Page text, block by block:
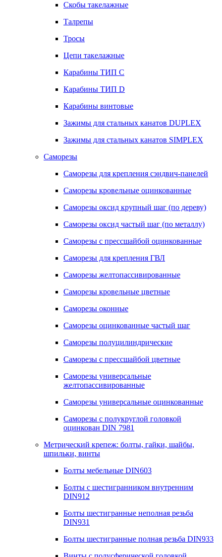
Скобы такелажные
Талрепы
Тросы
Цепи такелажные
Карабины ТИП C
Карабины ТИП D
Карабины винтовые
Зажимы для стальных канатов DUPLEX
Зажимы для стальных канатов SIMPLEX
Саморезы
Саморезы для крепления сэндвич-панелей
Саморезы кровельные оцинкованные
Саморезы оксид крупный шаг (по дереву)
Саморезы оксид частый шаг (по металлу)
Саморезы с прессшайбой оцинкованные
Саморезы для крепления ГВЛ
Саморезы желтопассивированные
Саморезы кровельные цветные
Саморезы оконные
Саморезы оцинкованные частый шаг
Саморезы полуцилиндрические
Саморезы с прессшайбой цветные
Саморезы универсальные
желтопассивированные
Саморезы универсальные оцинкованные
Саморезы с полукруглой головкой
оцинкован DIN 7981
Метрический крепеж: болты, гайки, шайбы,
шпильки, винты
Болты мебельные DIN603
Болты с шестигранником внутренним
DIN912
Болты шестигранные неполная резьба
DIN931
Болты шестигранные полная резьба DIN933